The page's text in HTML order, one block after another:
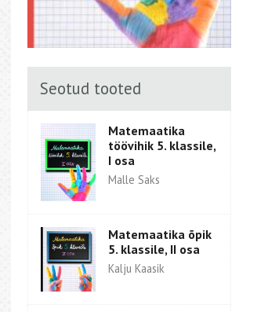
Seotud tooted
Matemaatika
töövihik 5. klassile,
I osa
Malle Saks
Matemaatika õpik
5. klassile, II osa
Kalju Kaasik